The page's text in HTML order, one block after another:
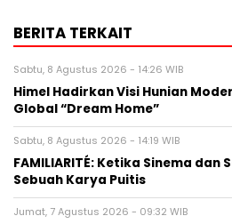
BERITA TERKAIT
Sabtu, 8 Agustus 2026 - 14:26 WIB
Himel Hadirkan Visi Hunian
Global “Dream Home”
Sabtu, 8 Agustus 2026 - 14:19 WIB
FAMILIARITÉ: Ketika Sinema
Sebuah Karya Puitis
Jumat, 7 Agustus 2026 - 09:32 WIB